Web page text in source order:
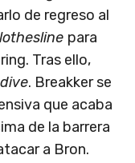
de regreso al
para
Tras ello,
. Breakker se
que acaba
de la barrera
a Bron.